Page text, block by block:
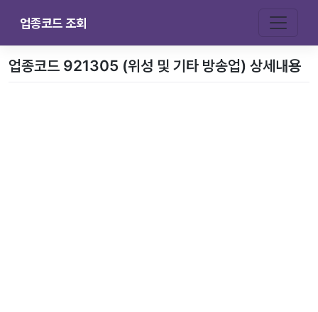
업종코드 조회
업종코드 921305 (위성 및 기타 방송업) 상세내용